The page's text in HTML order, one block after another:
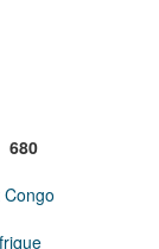
680